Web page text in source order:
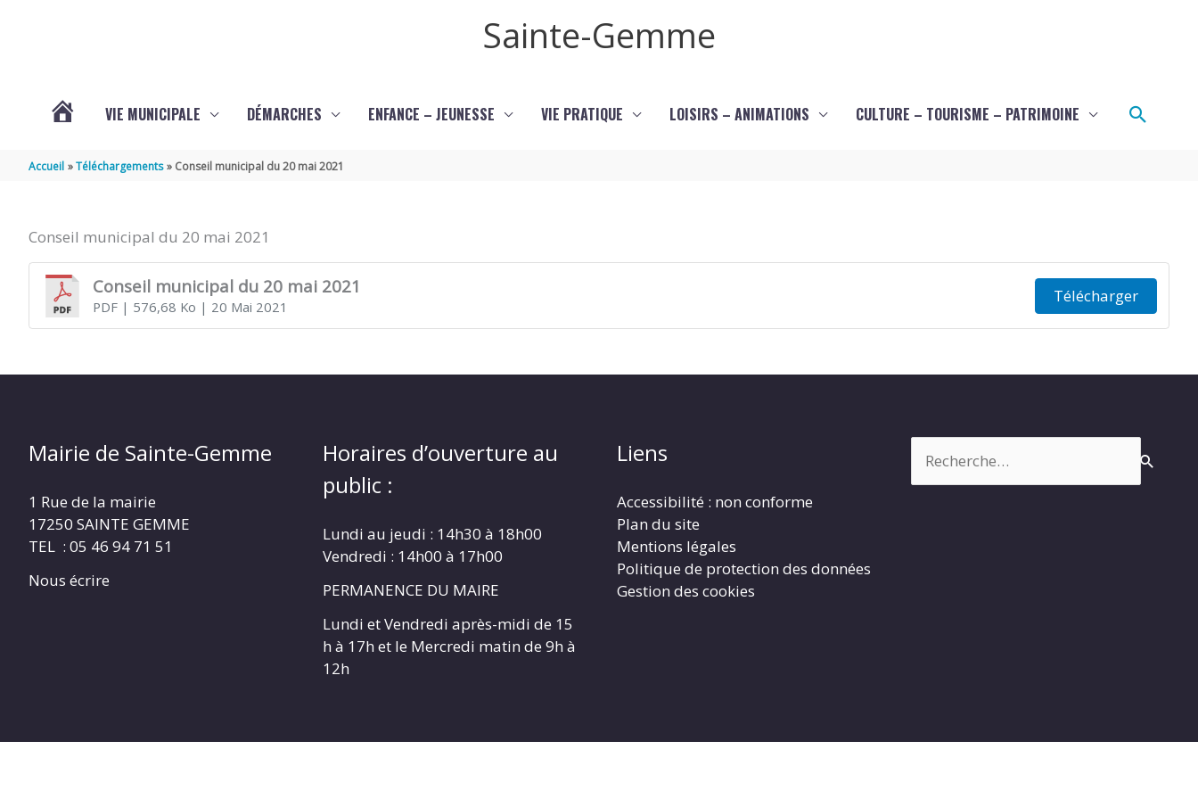
Sainte-Gemme
GEMME
VIE MUNICIPALE DÉMARCHES ENFANCE – JEUNESSE VIE PRATIQUE LOISIRS – ANIMATIONS CULTURE – TOURISME – PATRIMOINE
Accueil Téléchargements Conseil municipal du 20 mai 2021
Conseil municipal du 20 mai 2021
Conseil municipal du 20 mai 2021
PDF| 576,68 Ko | 20 Mai 2021
Télécharger
Mairie de Sainte-Gemme
1 Rue de la mairie
17250 SAINTE GEMME
TEL : 05 46 94 71 51
Nous écrire
Horaires d’ouverture au
public :
Lundi au jeudi : 14h30 à 18h00
Vendredi : 14h00 à 17h00
PERMANENCE DU MAIRE
Lundi et Vendredi après-midi de 15
h à 17h et le Mercredi matin de 9h à
12h
Liens
Accessibilité : non conforme
Plan du site
Mentions légales
Politique de protection des données
Gestion des cookies